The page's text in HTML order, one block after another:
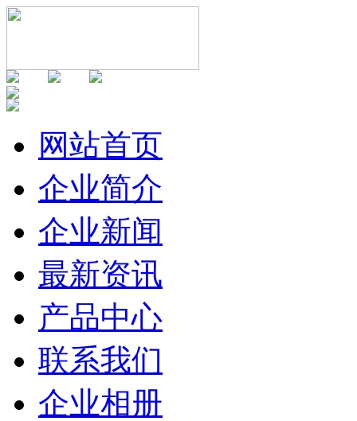
网站首页
企业简介
企业新闻
最新资讯
产品中心
联系我们
企业相册